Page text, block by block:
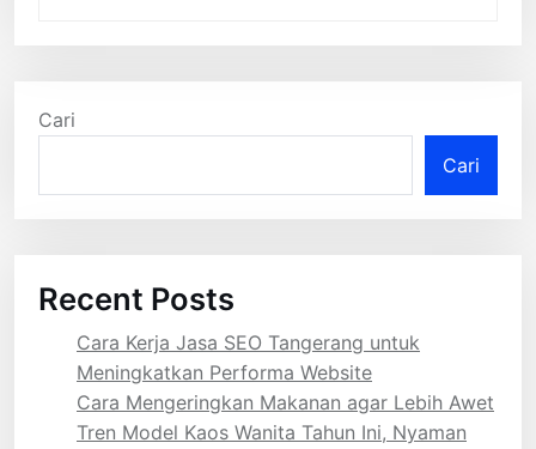
Cari
Cari
Recent Posts
Cara Kerja Jasa SEO Tangerang untuk
Meningkatkan Performa Website
Cara Mengeringkan Makanan agar Lebih Awet
Tren Model Kaos Wanita Tahun Ini, Nyaman